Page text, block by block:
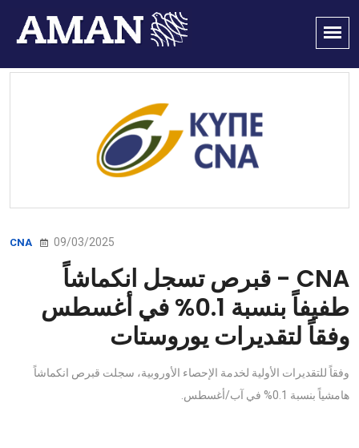
CNA 09/03/2025
CNA - قبرص تسجل انكماشاً
طفيفاً بنسبة 0.1% في أغسطس
وفقاً لتقديرات يوروستات
وفقاً للتقديرات الأولية لخدمة الإحصاء الأوروبية، سجلت قبرص انكماشاً
هامشياً بنسبة 0.1% في آب/أغسطس.